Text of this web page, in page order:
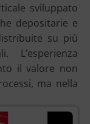
sviluppato
depositarie e
su più
L’esperienza
il valore non
ma nella